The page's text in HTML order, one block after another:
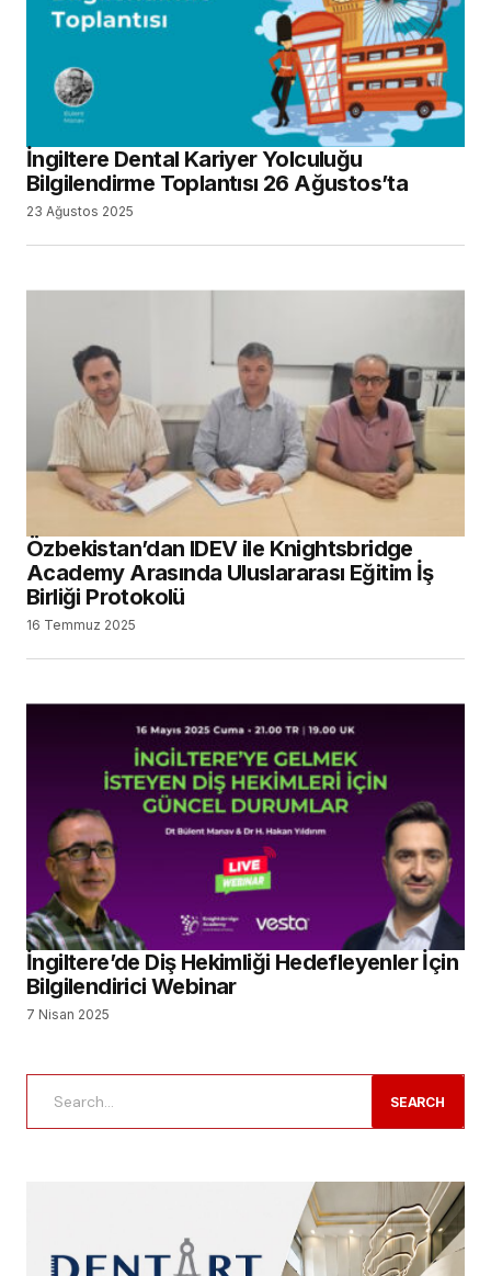
İngiltere Dental Kariyer Yolculuğu
Bilgilendirme Toplantısı 26 Ağustos’ta
23 Ağustos 2025
Özbekistan’dan IDEV ile Knightsbridge
Academy Arasında Uluslararası Eğitim İş
Birliği Protokolü
16 Temmuz 2025
İngiltere’de Diş Hekimliği Hedefleyenler İçin
Bilgilendirici Webinar
7 Nisan 2025
SEARCH